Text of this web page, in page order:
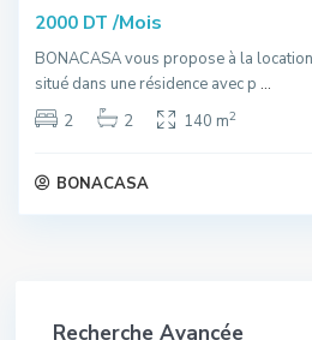
2000 DT /Mois
BONACASA vous propose à la
situé dans une résidence avec p ...
2
2 140 m2
BONACASA
Recherche Avancée